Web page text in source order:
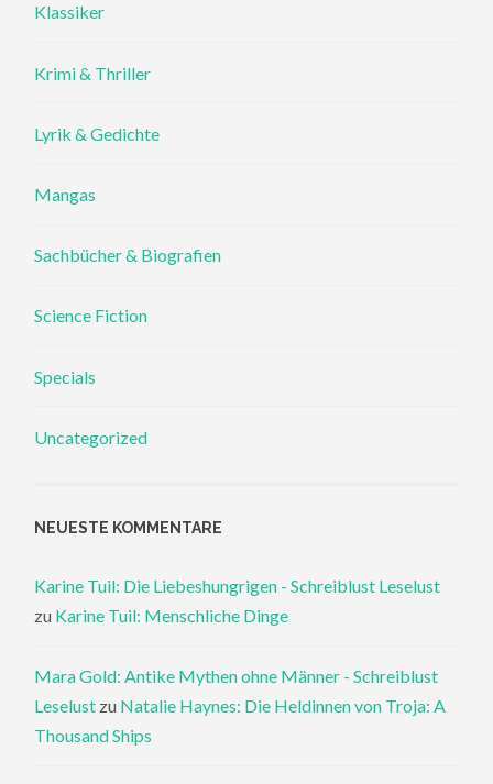
Klassiker
Krimi & Thriller
Lyrik & Gedichte
Mangas
Sachbücher & Biografien
Science Fiction
Specials
Uncategorized
NEUESTE KOMMENTARE
Karine Tuil: Die Liebeshungrigen - Schreiblust Leselust
zu Karine Tuil: Menschliche Dinge
Mara Gold: Antike Mythen ohne Männer - Schreiblust
Leselust zu Natalie Haynes: Die Heldinnen von Troja: A
Thousand Ships